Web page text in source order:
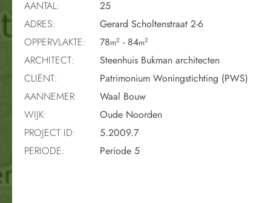
AANTAL:
25
ADRES:
Gerard Scholtenstraat 2-6
OPPERVLAKTE:
78m2 - 84m2
ARCHITECT:
Steenhuis Bukman architecten
CLIËNT:
Patrimonium Woningstichting (PWS)
AANNEMER:
Waal Bouw
WIJK:
Oude Noorden
PROJECT ID:
5.2009.7
PERIODE:
Periode 5